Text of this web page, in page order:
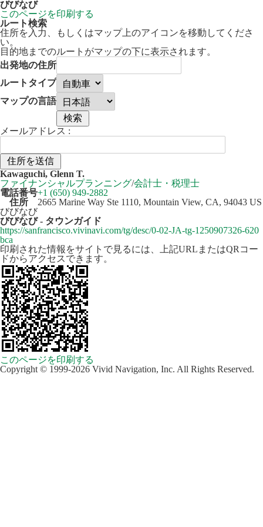
びびなび
このページを印刷する
ルート検索
住所を入力、もしくはマップ上のアイコンを移動してくださ
い。
目的地までのルートがマップの下に表示されます。
出発地の住所
ルートタイプ
マップの言語
メールアドレス :
+
−
30 km
Kawaguchi, Glenn T.
ファイナンシャルプランニング/会計士・税理士
電話番号+1 (650) 949-2882
住所
2665 Marine Way Ste 1110, Mountain View, CA, 94043 US
びびなび
びびなび - タウンガイド
https://sanfrancisco.vivinavi.com/tg/desc/0-02-JA-tg-1250907326-620
bca
印刷された情報をサイトで見るには、上記URLまたはQRコー
ドからアクセスできます。
このページを印刷する
Copyright © 1999-2026 Vivid Navigation, Inc. All Rights Reserved.